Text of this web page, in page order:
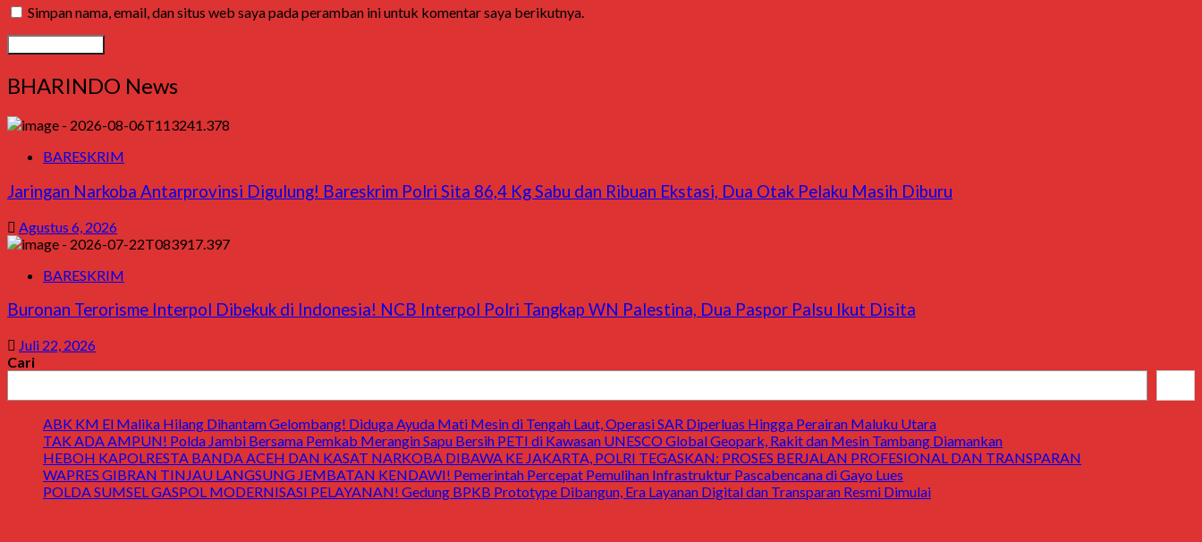
Simpan nama, email, dan situs web saya pada peramban ini untuk komentar saya berikutnya.
BHARINDO News
BARESKRIM
Jaringan Narkoba Antarprovinsi Digulung! Bareskrim Polri Sita 86,4 Kg Sabu dan Ribuan Ekstasi, Dua Otak Pelaku Masih Diburu
Agustus 6, 2026
BARESKRIM
Buronan Terorisme Interpol Dibekuk di Indonesia! NCB Interpol Polri Tangkap WN Palestina, Dua Paspor Palsu Ikut Disita
Juli 22, 2026
Cari
ABK KM El Malika Hilang Dihantam Gelombang! Diduga Ayuda Mati Mesin di Tengah Laut, Operasi SAR Diperluas Hingga Perairan Maluku Utara
TAK ADA AMPUN! Polda Jambi Bersama Pemkab Merangin Sapu Bersih PETI di Kawasan UNESCO Global Geopark, Rakit dan Mesin Tambang Diamankan
HEBOH KAPOLRESTA BANDA ACEH DAN KASAT NARKOBA DIBAWA KE JAKARTA, POLRI TEGASKAN: PROSES BERJALAN PROFESIONAL DAN TRANSPARAN
WAPRES GIBRAN TINJAU LANGSUNG JEMBATAN KENDAWI! Pemerintah Percepat Pemulihan Infrastruktur Pascabencana di Gayo Lues
POLDA SUMSEL GASPOL MODERNISASI PELAYANAN! Gedung BPKB Prototype Dibangun, Era Layanan Digital dan Transparan Resmi Dimulai